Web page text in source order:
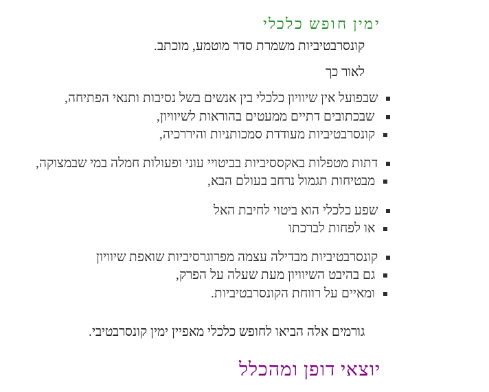
ימין חופש כלכלי
קונסרבטיביות משמרת סדר מוטמע, מוכתב.
לאור כך
שבפועל אין שיוויון כלכלי בין אנשים בשל נסיבות ותנאי הפתיחה,
שבכתובים דתיים ממעטים בהוראות לשיוויון,
קונסרבטיביות מעודדת סמכותניות והיררכיה,
דתות מטפלות באקססיביות בביטויי עוני ופעולות חמלה במי שבמצוקה,
מבטיחות תגמול נרחב בעולם הבא,
שפע כלכלי הוא ביטוי לחיבת האל
או לפחות לברכתו
קונסרבטיביות מבדילה עצמה מפרוגרסיביות שואפת שיוויון
גם בהיבט השיוויון מעת שעלה על הפרק,
ומאיים על רווחת הקונסרבטיביות.
גורמים אלה הביאו לחופש כלכלי מאפיין ימין קונסרבטיבי.
יוצאי דופן ומהכלל